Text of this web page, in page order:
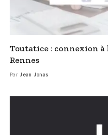
Toutatice : connexion à
Rennes
Par Jean Jonas